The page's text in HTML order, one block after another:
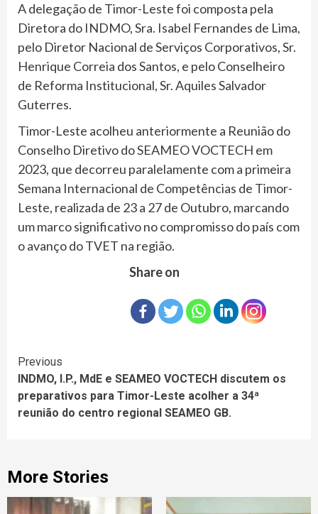
A delegação de Timor-Leste foi composta pela
Diretora do INDMO, Sra. Isabel Fernandes de Lima,
pelo Diretor Nacional de Serviços Corporativos, Sr.
Henrique Correia dos Santos, e pelo Conselheiro
de Reforma Institucional, Sr. Aquiles Salvador
Guterres.
Timor-Leste acolheu anteriormente a Reunião do
Conselho Diretivo do SEAMEO VOCTECH em
2023, que decorreu paralelamente com a primeira
Semana Internacional de Competências de Timor-
Leste, realizada de 23 a 27 de Outubro, marcando
um marco significativo no compromisso do país com
o avanço do TVET na região.
Share on
Continue
Reading
Previous
INDMO, I.P., MdE e SEAMEO VOCTECH discutem os
preparativos para Timor-Leste acolher a 34ª
reunião do centro regional SEAMEO GB.
More Stories